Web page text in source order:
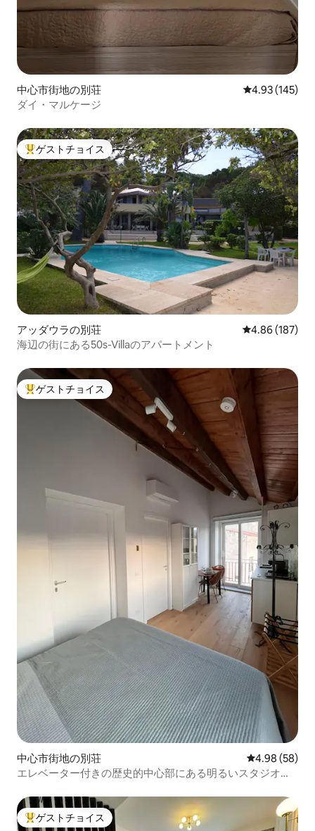
中心市街地の別荘 レビュー145
4.93 (145)
ダイ・マルケージ
大好評のゲストチョイスです。
ゲストチョイス
アッダウラの別荘 レビュー187
4.86 (187)
海辺の街にある50s-Villaのアパートメント
大好評のゲストチョイスです。
ゲストチョイス
中心市街地の別荘 レビュー58
4.98 (58)
エレベーター付きの歴史的中心部にある明るいスタジオア
大好評のゲストチョイスです。
ゲストチョイス